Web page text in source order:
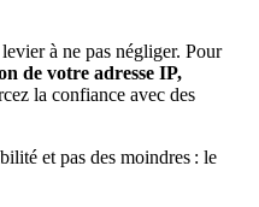
à ne pas négliger. Pour
de votre adresse IP,
la confiance avec des
et pas des moindres : le